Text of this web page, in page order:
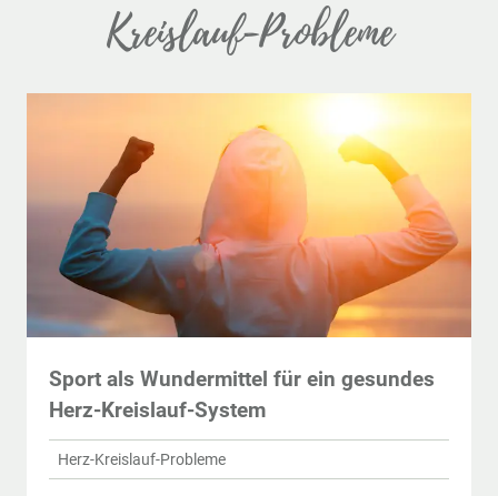
Kreislauf-Probleme
Sport als Wundermittel für ein gesundes
Herz-Kreislauf-System
Herz-Kreislauf-Probleme